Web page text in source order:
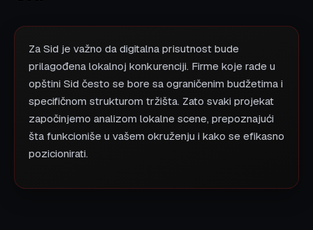
Za Sid je važno da digitalna prisutnost bude
prilagođena lokalnoj konkurenciji. Firme koje rade u
opštini Sid često se bore sa ograničenim budžetima i
specifičnom strukturom tržišta. Zato svaki projekat
započinjemo analizom lokalne scene, prepoznajući
šta funkcioniše u vašem okruženju i kako se efikasno
pozicionirati.